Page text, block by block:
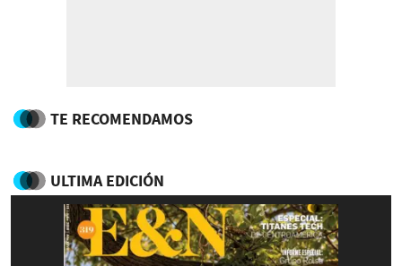
TE RECOMENDAMOS
ULTIMA EDICIÓN